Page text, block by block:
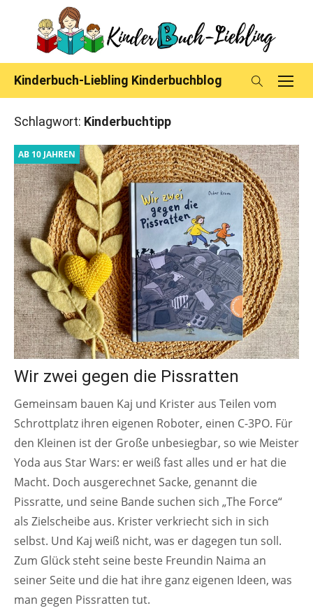
content
Kinderbuch-Liebling Kinderbuchblog
Schlagwort: Kinderbuchtipp
AB 10 JAHREN
Wir zwei gegen die Pissratten
Gemeinsam bauen Kaj und Krister aus Teilen vom
Schrottplatz ihren eigenen Roboter, einen C-3PO. Für
den Kleinen ist der Große unbesiegbar, so wie Meister
Yoda aus Star Wars: er weiß fast alles und er hat die
Macht. Doch ausgerechnet Sacke, genannt die
Pissratte, und seine Bande suchen sich „The Force“
als Zielscheibe aus. Krister verkriecht sich in sich
selbst. Und Kaj weiß nicht, was er dagegen tun soll.
Zum Glück steht seine beste Freundin Naima an
seiner Seite und die hat ihre ganz eigenen Ideen, was
man gegen Pissratten tut.